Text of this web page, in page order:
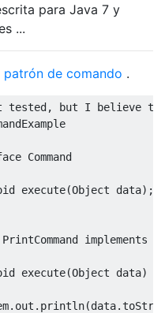
para Java 7 y
...
patrón de comando .
tested, but I believe
Command
execute(Object data);
PrintCommand implements
execute(Object data)
. out . println(data.